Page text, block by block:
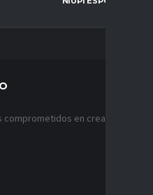
en crear ligas